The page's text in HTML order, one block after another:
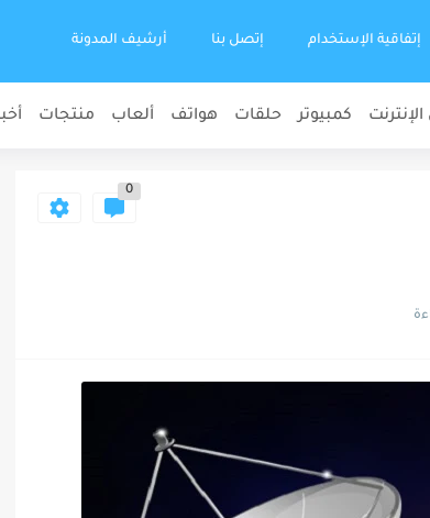
إتفاقية الإستخدام إتصل بنا أرشيف المدونة
كمبيوتر حلقات هواتف ألعاب منتجات
0